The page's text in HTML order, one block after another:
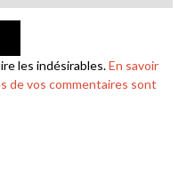
les indésirables.En savoir
de vos commentaires sont